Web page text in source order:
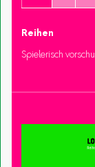
Reihen
Spielerisch